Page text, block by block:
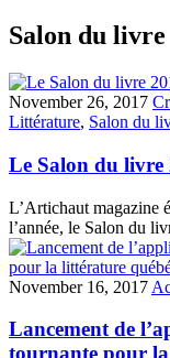
Salon du livre
November 26, 2017
Littérature, Salon du
Le Salon du livre
L’Artichaut magazine
l’année, le Salon du
November 16, 2017
Lancement de
tournante pour